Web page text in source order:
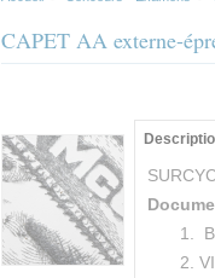
CAPET AA externe-
Groupe